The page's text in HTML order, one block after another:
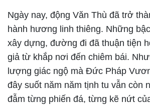
Ngày nay, động Văn Thù đã trở
hành hương linh thiêng. Những
xây dựng, đường đi đã thuận tiện
giả từ khắp nơi đến chiêm bái.
lượng giác ngộ mà Đức Pháp
đây suốt năm năm tịnh tu vẫn còn
đẫm từng phiến đá, từng kẽ nứt